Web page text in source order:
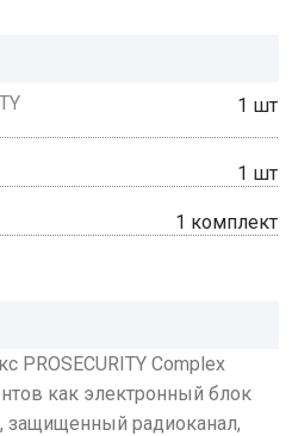
1 шт
1 шт
1 комплект
PROSECURITY Complex
как электронный блок
защищенный радиоканал,